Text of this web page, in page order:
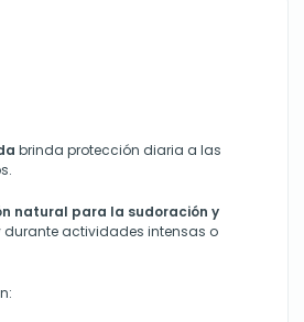
brinda protección diaria a las
natural para la sudoración y
durante actividades intensas o